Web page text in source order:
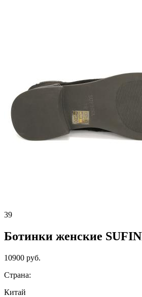
39
Ботинки женские
10900 руб.
Страна:
Китай